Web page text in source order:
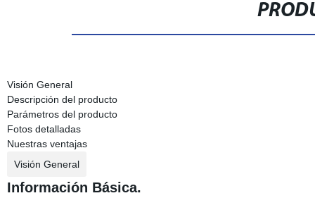
Visión General
Descripción del producto
Parámetros del producto
Fotos detalladas
Nuestras ventajas
Visión General
Información Básica.